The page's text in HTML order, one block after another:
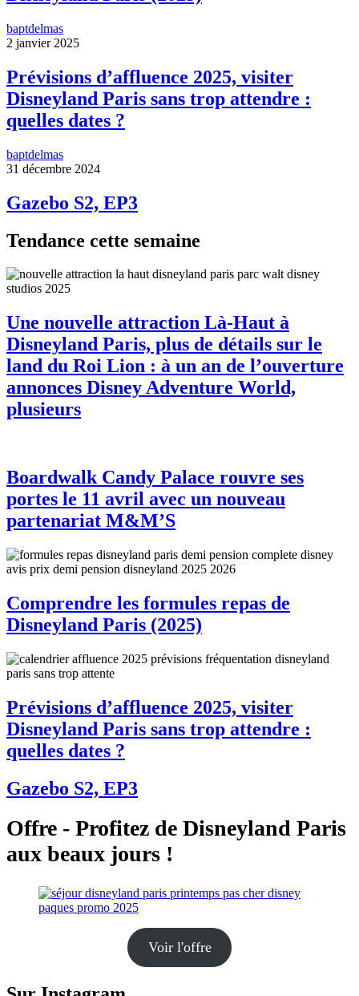
baptdelmas
2 janvier 2025
Prévisions d’affluence 2025, visiter
Disneyland Paris sans trop attendre :
quelles dates ?
baptdelmas
31 décembre 2024
Gazebo S2, EP3
Tendance cette semaine
Une nouvelle attraction Là-Haut à
Disneyland Paris, plus de détails sur le
land du Roi Lion : à un an de l’ouverture
annonces Disney Adventure World,
plusieurs
Boardwalk Candy Palace rouvre ses
portes le 11 avril avec un nouveau
partenariat M&M’S
Comprendre les formules repas de
Disneyland Paris (2025)
Prévisions d’affluence 2025, visiter
Disneyland Paris sans trop attendre :
quelles dates ?
Gazebo S2, EP3
Offre - Profitez de Disneyland Paris
aux beaux jours !
Voir l'offre